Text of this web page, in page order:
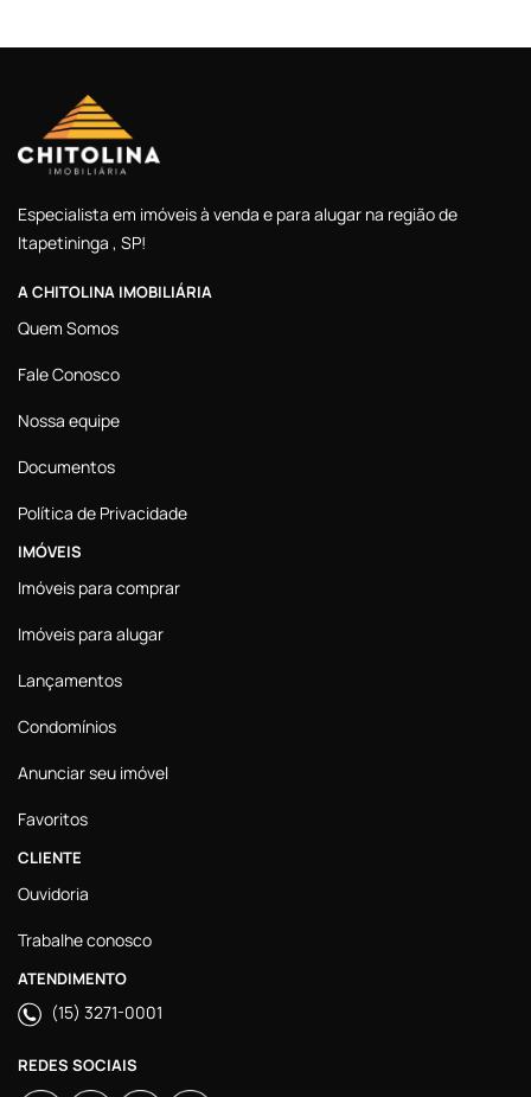
Especialista em imóveis à venda e para alugar na região de
Itapetininga , SP!
A CHITOLINA IMOBILIÁRIA
Quem Somos
Fale Conosco
Nossa equipe
Documentos
Política de Privacidade
IMÓVEIS
Imóveis para comprar
Imóveis para alugar
Lançamentos
Condomínios
Anunciar seu imóvel
Favoritos
CLIENTE
Ouvidoria
Trabalhe conosco
ATENDIMENTO
(15) 3271-0001
REDES SOCIAIS